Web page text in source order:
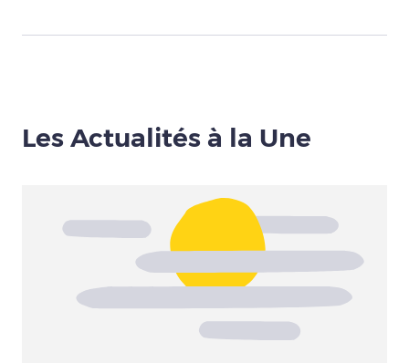
Les Actualités à la Une